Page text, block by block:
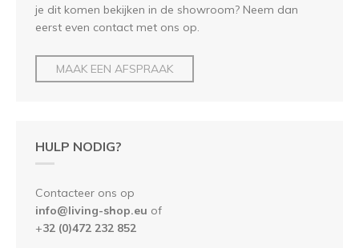
je dit komen bekijken in de showroom? Neem dan
eerst even contact met ons op.
MAAK EEN AFSPRAAK
HULP NODIG?
Contacteer ons op
info@living-shop.eu of
+32 (0)472 232 852